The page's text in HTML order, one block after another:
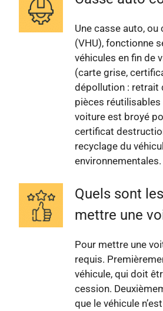
Une casse auto,
(VHU), fonctionne
véhicules en fin de
(carte grise,
dépollution : retrait
pièces
voiture est broyé
certificat
recyclage du
environnementales.
Quels sont
mettre une
Pour mettre une
requis.
véhicule, qui doit
cession.
que le véhicule